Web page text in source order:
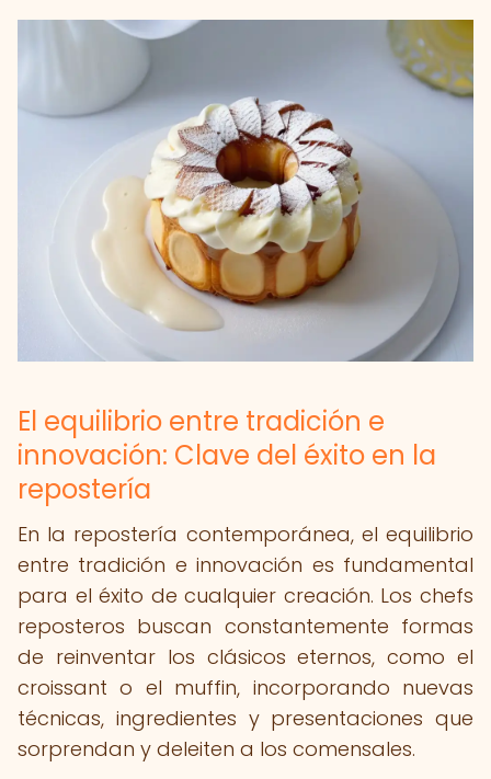
El equilibrio entre tradición e
innovación: Clave del éxito en la
repostería
En la repostería contemporánea, el equilibrio
entre tradición e innovación es fundamental
para el éxito de cualquier creación. Los chefs
reposteros buscan constantemente formas
de reinventar los clásicos eternos, como el
croissant o el muffin, incorporando nuevas
técnicas, ingredientes y presentaciones que
sorprendan y deleiten a los comensales.